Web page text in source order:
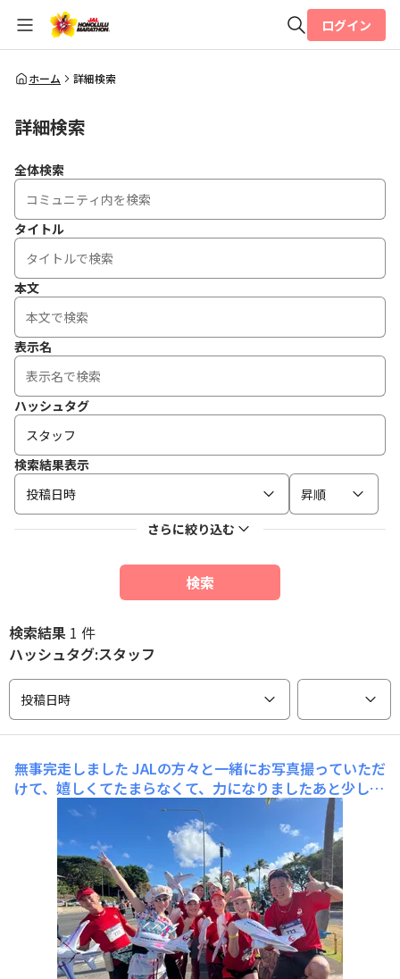
全体検索
ログイン
ホーム 詳細検索
詳細検索
全体検索
タイトル
本文
表示名
ハッシュタグ
検索結果表示
投稿日時
昇順
さらに絞り込む
検索
検索結果 1 件
ハッシュタグ:スタッフ
投稿日時
無事完走しました JALの方々と一緒にお写真撮っていただ
けて、嬉しくてたまらなくて、力になりましたあと少しだ
よ、頑張りましょう‼️って、ずっと励ましてくださってて
泣きそうでした。本当にありがとうございました。私が付
かず離れず走っていたので、他にもJALの皆さんのお写真
に写りこんでる気がするので、お写真いただきたいので